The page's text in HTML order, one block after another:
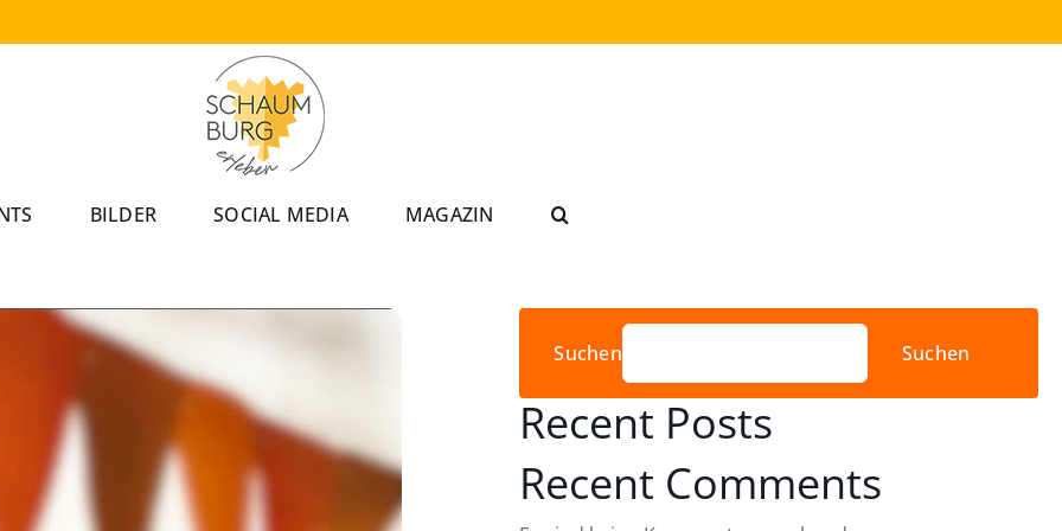
BILDER SOCIAL MEDIA MAGAZIN
Suchen Suchen
Recent Posts
Recent Comments